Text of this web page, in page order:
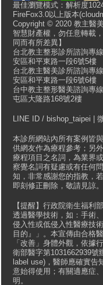
最佳瀏覽模式：解析度
FireFox3.0以上版本
Copyright © 2020 教主醫
智慧財產權，勿任意轉載
同而有所差異】
台北教主整形診所諮詢
安區和平東路一段6號5樓
台北教主醫美診所諮詢
安區和平東路一段6號6樓
台中教主整形醫美諮詢
屯區大隆路168號2樓
LINE ID / bishop_taipei |
本診所網站內所有案例皆
供網友作為療程參考；另
療程項目之名詞，為業界
察覺名詞有疑慮或有任何
知，非常感謝您的指教，
即刻修正刪除，敬請見諒。
【提醒】行政院衛生福利
透過醫學技術，如：手術
侵入性或低侵入性醫療技
目的』」。本宣傳由合格
「改善」身體外觀，依據
衛部醫字第1031662939
label use)，醫師應確實告
意始得使用；有關適應症
明。